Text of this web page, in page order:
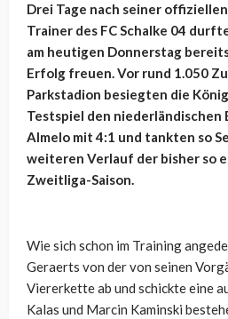
Drei Tage nach seiner
Trainer des FC Schalke 04
am heutigen Donnerstag
Erfolg freuen. Vor rund 1.050
Parkstadion besiegten die
Testspiel den niederländischen
Almelo mit 4:1 und tankten so
weiteren Verlauf der bisher so
Zweitliga-Saison.
Wie sich schon im Training
Geraerts von der von seinen
Viererkette ab und schickte eine
Kalas und Marcin Kaminski